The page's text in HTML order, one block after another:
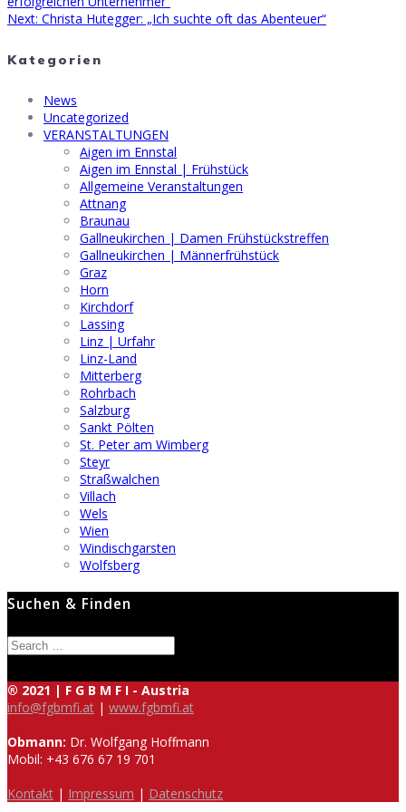
Next: Next
Christa Hutegger: „Ich suchte oft das Abenteuer“
Kategorien
News
Uncategorized
VERANSTALTUNGEN
Aigen im Ennstal
Aigen im Ennstal | Frühstück
Allgemeine Veranstaltungen
Attnang
Braunau
Gallneukirchen | Damen Frühstückstreffen
Gallneukirchen | Männerfrühstück
Graz
Horn
Kirchdorf
Lassing
Linz | Urfahr
Linz-Land
Mitterberg
Rohrbach
Salzburg
Sankt Pölten
St. Peter am Wimberg
Steyr
Straßwalchen
Villach
Wels
Wien
Windischgarsten
Wolfsberg
Suchen & Finden
Search
for:
® 2021 | F G B M F I - Austria
info@fgbmfi.at | www.fgbmfi.at
Obmann: Dr. Wolfgang Hoffmann
Mobil: +43 676 67 19 701
Kontakt | Impressum | Datenschutz